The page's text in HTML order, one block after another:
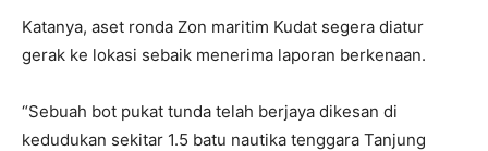
Katanya, aset ronda Zon maritim Kudat segera diatur
gerak ke lokasi sebaik menerima laporan berkenaan.
“Sebuah bot pukat tunda telah berjaya dikesan di
kedudukan sekitar 1.5 batu nautika tenggara Tanjung